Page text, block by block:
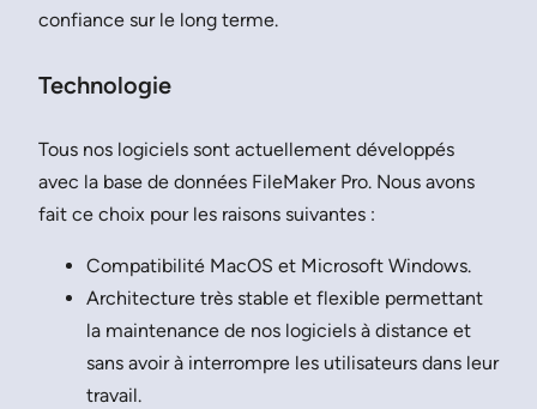
confiance sur le long terme.
Technologie
Tous nos logiciels sont actuellement développés
avec la base de données FileMaker Pro. Nous avons
fait ce choix pour les raisons suivantes :
Compatibilité MacOS et Microsoft Windows.
Architecture très stable et flexible permettant
la maintenance de nos logiciels à distance et
sans avoir à interrompre les utilisateurs dans leur
travail.